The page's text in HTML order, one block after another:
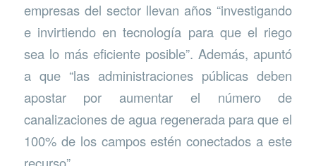
empresas del sector llevan años “investigando
e invirtiendo en tecnología para que el riego
sea lo más eficiente posible”. Además, apuntó
a que “las administraciones públicas deben
apostar por aumentar el número de
canalizaciones de agua regenerada para que el
100% de los campos estén conectados a este